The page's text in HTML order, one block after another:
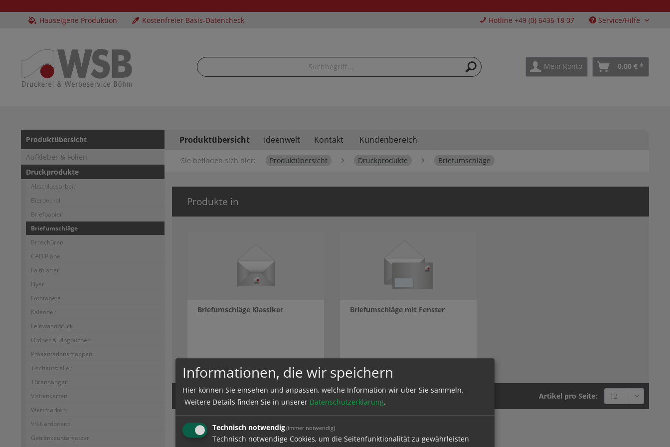
Hauseigene Produktion Kostenfreier Basis-Datencheck Hotline +49 (0) 6436 18 07 Service/Hilfe
Mein Konto 0,00 € *
Produktübersicht
Aufkleber & Folien
Druckprodukte
Abschlussarbeit
Bierdeckel
Briefpapier
Briefumschläge
Broschüren
CAD Pläne
Faltblätter
Flyer
Fototapete
Kalender
Leinwanddruck
Ordner & Ringbücher
Präsentationsmappen
Tischaufsteller
Türanhänger
Visitenkarten
Wertmarken
VR-Cardboard
Getränkeuntersetzer
Produktübersicht Ideenwelt Kontakt Kundenbereich
Sie befinden sich hier: Produktübersicht Druckprodukte Briefumschläge
Produkte in
Briefumschläge Klassiker
zum Artikel
Briefumschläge mit Fenster
zum Artikel
Artikel pro Seite:
Informationen, die wir speichern
Hier können Sie einsehen und anpassen, welche Information wir über Sie sammeln.
Weitere Details finden Sie in unserer Datenschutzerklärung.
Technisch notwendig(immer notwendig)
Technisch notwendige Cookies, um die Seitenfunktionalität zu gewährleisten